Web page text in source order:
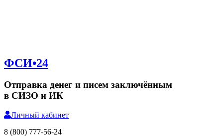
ФСИ•24
Отправка денег и писем заключённым
в СИЗО и ИК
Личный кабинет
8 (800) 777-56-24